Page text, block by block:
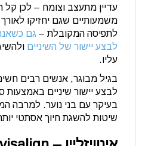
עדיין מתעצב וצומח – לכן קל
משמעותיים שגם יחזיקו
לתפיסה המקובלת – גם
לבצע יישור של השיניים
עליו.
בגיל מבוגר, אנשים רבים
לבצע יישור שיניים באמצעות
בעיקר עם בני נוער. למרבה
שיטות להשגת חיוך אסתטי